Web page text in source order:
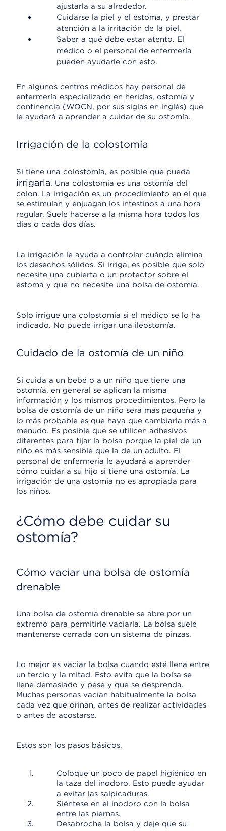
ajustarla a su alrededor.
Cuidarse la piel y el estoma, y prestar
atención a la irritación de la piel.
Saber a qué debe estar atento. El
médico o el personal de enfermería
pueden ayudarle con esto.
En algunos centros médicos hay personal de
enfermería especializado en heridas, ostomía y
continencia (WOCN, por sus siglas en inglés) que
le ayudará a aprender a cuidar de su ostomía.
Irrigación de la colostomía
Si tiene una colostomía, es posible que pueda
irrigarla. Una colostomía es una ostomía del
colon. La irrigación es un procedimiento en el que
se estimulan y enjuagan los intestinos a una hora
regular. Suele hacerse a la misma hora todos los
días o cada dos días.
La irrigación le ayuda a controlar cuándo elimina
los desechos sólidos. Si irriga, es posible que solo
necesite una cubierta o un protector sobre el
estoma y que no necesite una bolsa de ostomía.
Solo irrigue una colostomía si el médico se lo ha
indicado. No puede irrigar una ileostomía.
Cuidado de la ostomía de un niño
Si cuida a un bebé o a un niño que tiene una
ostomía, en general se aplican la misma
información y los mismos procedimientos. Pero la
bolsa de ostomía de un niño será más pequeña y
lo más probable es que haya que cambiarla más a
menudo. Es posible que se utilicen adhesivos
diferentes para fijar la bolsa porque la piel de un
niño es más sensible que la de un adulto. El
personal de enfermería le ayudará a aprender
cómo cuidar a su hijo si tiene una ostomía. La
irrigación de una ostomía no es apropiada para
los niños.
¿Cómo debe cuidar su
ostomía?
Cómo vaciar una bolsa de ostomía
drenable
Una bolsa de ostomía drenable se abre por un
extremo para permitirle vaciarla. La bolsa suele
mantenerse cerrada con un sistema de pinzas.
Lo mejor es vaciar la bolsa cuando esté llena entre
un tercio y la mitad. Esto evita que la bolsa se
llene demasiado y pese y que se desprenda.
Muchas personas vacían habitualmente la bolsa
cada vez que orinan, antes de realizar actividades
o antes de acostarse.
Estos son los pasos básicos.
Coloque un poco de papel higiénico en
la taza del inodoro. Esto puede ayudar
a evitar las salpicaduras.
Siéntese en el inodoro con la bolsa
entre las piernas.
Desabroche la bolsa y deje que su